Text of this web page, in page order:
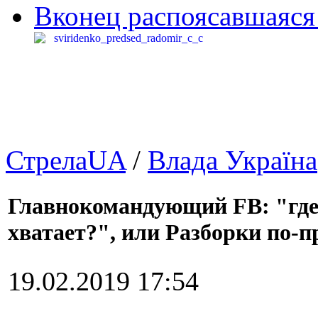
Вконец
СтрелаUA/ Влада Україна
Главнокомандующий FB:
хватает?", или Разборки по-
19.02.2019 17:54